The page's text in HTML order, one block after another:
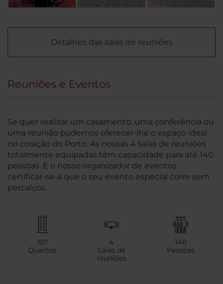
Detalhes das salas de reuniões
Reuniões e Eventos
Se quer realizar um casamento, uma conferência ou
uma reunião podemos oferecer-lhe o espaço ideal
no coração do Porto. As nossas 4 salas de reuniões
totalmente equipadas têm capacidade para até 140
pessoas. E o nosso organizador de eventos
certificar-se-á que o seu evento especial corre sem
percalços.
107
Quartos
4
Salas de
reuniões
140
Pessoas